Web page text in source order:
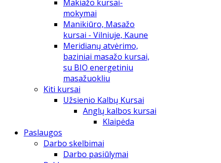
Makiažo kursai-
mokymai
Manikiūro, Masažo
kursai - Vilniuje, Kaune
Meridianų atvėrimo,
baziniai masažo kursai,
su BIO energetiniu
masažuokliu
Kiti kursai
Užsienio Kalbų Kursai
Anglų kalbos kursai
Klaipėda
Paslaugos
Darbo skelbimai
Darbo pasiūlymai